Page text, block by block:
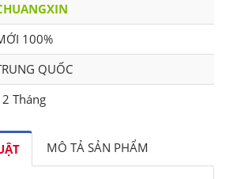
100%
QUỐC
Tháng
MÔ TẢ SẢN PHẨM